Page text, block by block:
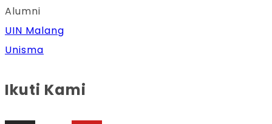
Alumni
UIN Malang
Unisma
Ikuti Kami